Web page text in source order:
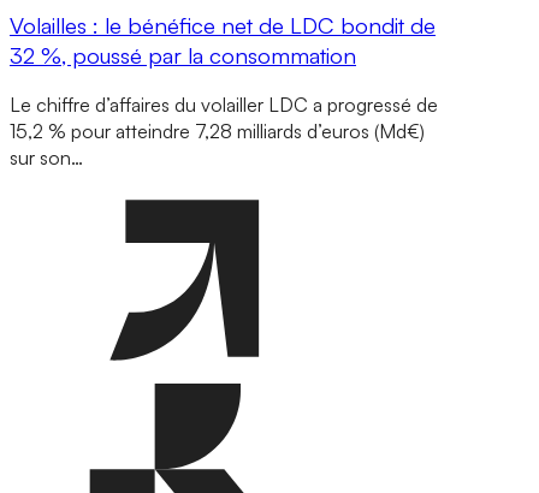
Volailles : le bénéfice net de LDC bondit de
32 %, poussé par la consommation
Le chiffre d’affaires du volailler LDC a progressé de
15,2 % pour atteindre 7,28 milliards d’euros (Md€)
sur son…